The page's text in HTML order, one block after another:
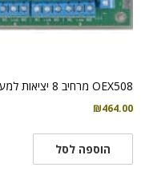
OEX508 מרחיב 8 יציאות למערכת האזעקה FORCE פימא
₪464.00
הוספה לסל